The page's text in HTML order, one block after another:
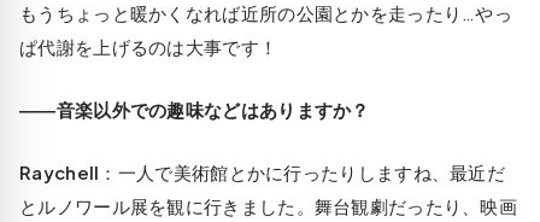
もうちょっと暖かくなれば近所の公園とかを走ったり…やっ
ぱ代謝を上げるのは大事です！
――音楽以外での趣味などはありますか？
Raychell ：一人で美術館とかに行ったりしますね、最近だ
とルノワール展を観に行きました。舞台観劇だったり、映画